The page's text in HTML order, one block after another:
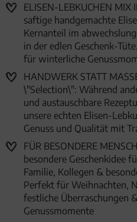
ELISEN-LEBKUCHEN MIX
saftige handgemachte
Kernanteil im
in der edlen Geschenk-
für winterliche
HANDWERK STATT
\"Selection\": Während
und austauschbare
unsere echten Elisen-
Genuss und Qualität mit
FÜR BESONDERE
besondere Geschenkidee
Familie, Kollegen &
Perfekt für Weihnachten,
festliche Überraschungen
Genussmomente